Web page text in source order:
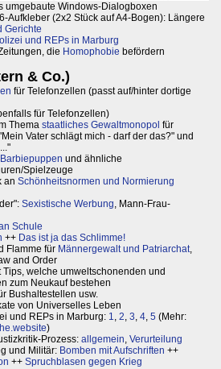
umgebaute Windows-Dialogboxen
Aufkleber (2x2 Stück auf A4-Bogen): Längere
Gerichte
und REPs in Marburg
die Homophobie befördern
& Co.)
für Telefonzellen (passt auf/hinter dortige
für Telefonzellen)
Thema staatliches Gewaltmonopol für
Vater schlägt mich - darf der das?" und
Barbiepuppen und ähnliche
Spielzeuge
an Schönheitsnormen und Normierung
Sexistische Werbung, Mann-Frau-
Schule
++ Das ist ja das Schlimme!
Flamme für Männergewalt und Patriarchat,
and Order
Tips, welche umweltschonenden und
zum Neukauf bestehen
Bushaltestellen usw.
von Universelles Leben
und REPs in Marburg: 1, 2, 3, 4, 5 (Mehr:
)
Prozess: allgemein, Verurteilung
und Militär: Bomben mit Aufschriften ++
++ Spruchblasen gegen Krieg